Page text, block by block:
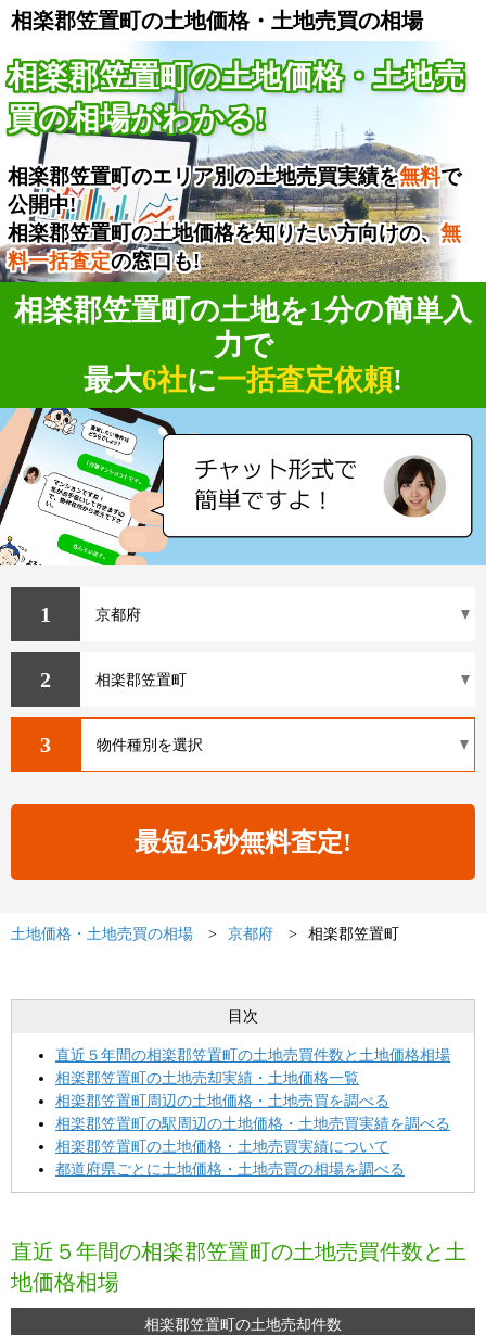
相楽郡笠置町の土地価格・土地売買の相場
相楽郡笠置町の土地価格・土地売
買の相場がわかる!
相楽郡笠置町のエリア別の土地売買実績を無料で
公開中!
相楽郡笠置町の土地価格を知りたい方向けの、無
料一括査定の窓口も!
相楽郡笠置町の土地を1分の簡単入
力で
最大6社に一括査定依頼!
1
2
3
土地価格・土地売買の相場 京都府 相楽郡笠置町
目次
直近５年間の相楽郡笠置町の土地売買件数と土地価格相場
相楽郡笠置町の土地売却実績・土地価格一覧
相楽郡笠置町周辺の土地価格・土地売買を調べる
相楽郡笠置町の駅周辺の土地価格・土地売買実績を調べる
相楽郡笠置町の土地価格・土地売買実績について
都道府県ごとに土地価格・土地売買の相場を調べる
直近５年間の相楽郡笠置町の土地売買件数と土
地価格相場
相楽郡笠置町の土地売却件数